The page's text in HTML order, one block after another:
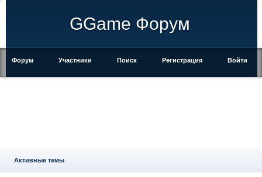
GGame Форум
Форум Участники Поиск Регистрация Войти
Активные темы